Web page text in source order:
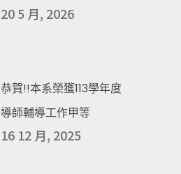
20 5 月, 2026
恭賀!!本系榮獲113學年度
導師輔導工作甲等
16 12 月, 2025